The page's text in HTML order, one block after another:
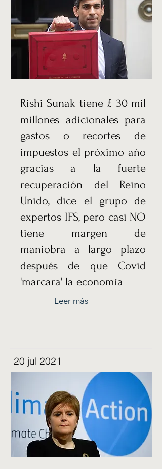
Rishi Sunak tiene £ 30 mil
millones adicionales para
gastos o recortes de
impuestos el próximo año
gracias a la fuerte
recuperación del Reino
Unido, dice el grupo de
expertos IFS, pero casi NO
tiene margen de
maniobra a largo plazo
después de que Covid
'marcara' la economía
Leer más
20 jul 2021